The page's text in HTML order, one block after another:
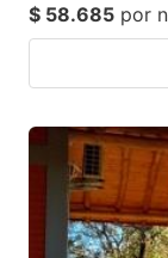
$ 58.685 por